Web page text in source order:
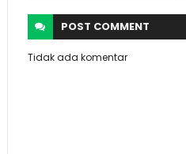
POST COMMENT
Tidak ada komentar